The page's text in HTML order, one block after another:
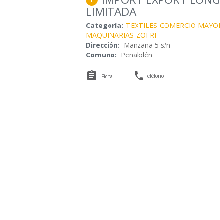
LIMITADA
Categoría: TEXTILES COMERCIO
MAQUINARIAS ZOFRI
Dirección: Manzana 5 s/n
Comuna: Peñalolén
 Ficha Teléfono